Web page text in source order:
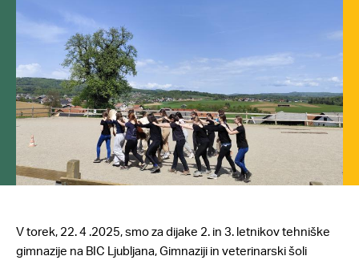
V torek, 22. 4 .2025, smo za dijake 2. in 3. letnikov tehniške
gimnazije na BIC Ljubljana, Gimnaziji in veterinarski šoli